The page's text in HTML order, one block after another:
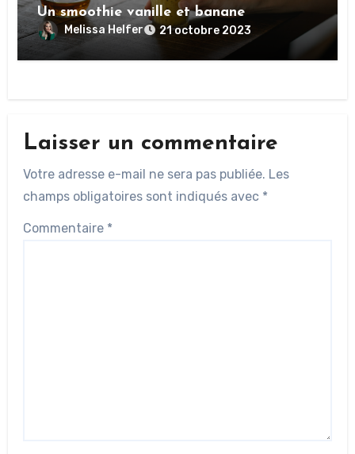
Un smoothie vanille et banane
Melissa Helfer 21 octobre 2023
Laisser un commentaire
Votre adresse e-mail ne sera pas publiée. Les
champs obligatoires sont indiqués avec *
Commentaire *